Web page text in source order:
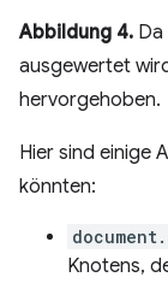
Abbildung 4.
ausgewertet
hervorgehoben.
Hier sind einige
könnten:
Knotens,